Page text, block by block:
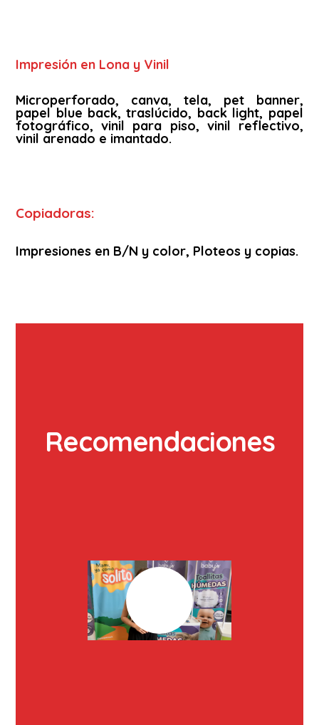
Impresión en Lona y Vinil
Microperforado, canva, tela, pet banner,
papel blue back, traslúcido, back light, papel
fotográfico, vinil para piso, vinil reflectivo,
vinil arenado e imantado.
Copiadoras:
Impresiones en B/N y color, Ploteos y copias.
Recomendaciones